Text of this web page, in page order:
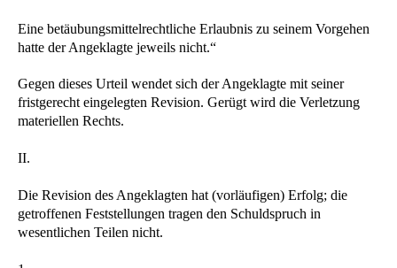
Eine betäubungsmittelrechtliche Erlaubnis zu seinem Vorgehen
hatte der Angeklagte jeweils nicht.“
Gegen dieses Urteil wendet sich der Angeklagte mit seiner
fristgerecht eingelegten Revision. Gerügt wird die Verletzung
materiellen Rechts.
II.
Die Revision des Angeklagten hat (vorläufigen) Erfolg; die
getroffenen Feststellungen tragen den Schuldspruch in
wesentlichen Teilen nicht.